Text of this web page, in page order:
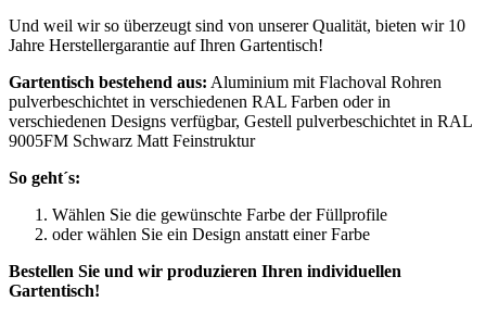
Und weil wir so überzeugt sind von unserer Qualität, bieten wir 10
Jahre Herstellergarantie auf Ihren Gartentisch!
Gartentisch bestehend aus: Aluminium mit Flachoval Rohren
pulverbeschichtet in verschiedenen RAL Farben oder in
verschiedenen Designs verfügbar, Gestell pulverbeschichtet in RAL
9005FM Schwarz Matt Feinstruktur
So geht´s:
Wählen Sie die gewünschte Farbe der Füllprofile
oder wählen Sie ein Design anstatt einer Farbe
Bestellen Sie und wir produzieren Ihren individuellen
Gartentisch!